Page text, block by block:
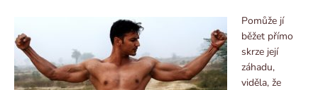
Pomůže jí
běžet přímo
skrze její
záhadu,
viděla, že